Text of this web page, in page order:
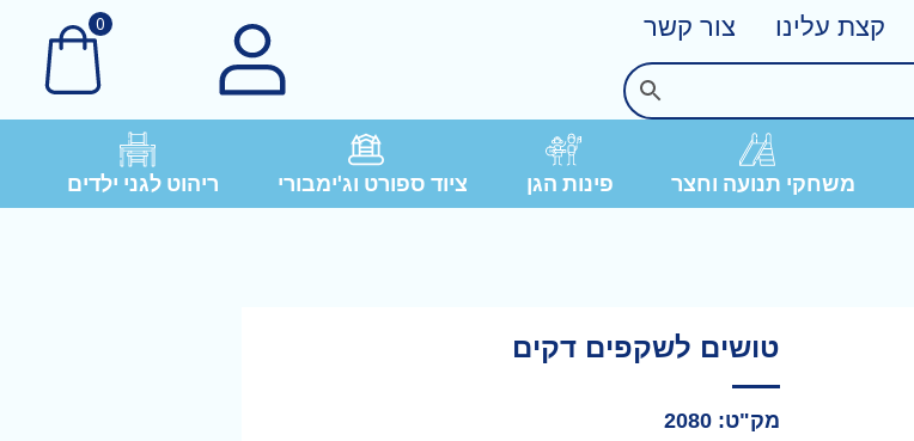
קצת עלינו צור קשר 0
משחקי תנועה וחצר פינות הגן ציוד ספורט וג'ימבורי ריהוט לגני ילדים
טושים לשקפים דקים
מק"ט: 2080